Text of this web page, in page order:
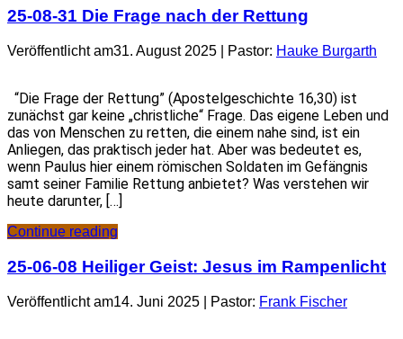
25-08-31 Die Frage nach der Rettung
Veröffentlicht am31. August 2025 | Pastor: Hauke Burgarth
“Die Frage der Rettung” (Apostelgeschichte 16,30) ist
zunächst gar keine „christliche“ Frage. Das eigene Leben und
das von Menschen zu retten, die einem nahe sind, ist ein
Anliegen, das praktisch jeder hat. Aber was bedeutet es,
wenn Paulus hier einem römischen Soldaten im Gefängnis
samt seiner Familie Rettung anbietet? Was verstehen wir
heute darunter, […]
Continue reading
25-06-08 Heiliger Geist: Jesus im Rampenlicht
Veröffentlicht am14. Juni 2025 | Pastor: Frank Fischer